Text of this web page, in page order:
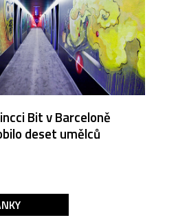
Bit v Barceloně
deset umělců